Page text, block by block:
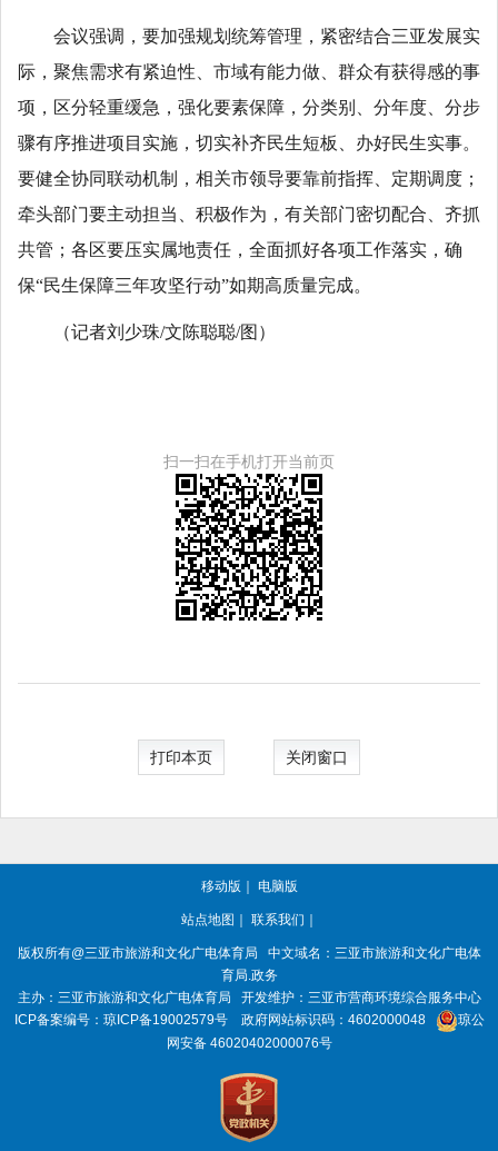
会议强调，要加强规划统筹管理，紧密结合三亚发展实
际，聚焦需求有紧迫性、市域有能力做、群众有获得感的事
项，区分轻重缓急，强化要素保障，分类别、分年度、分步
骤有序推进项目实施，切实补齐民生短板、办好民生实事。
要健全协同联动机制，相关市领导要靠前指挥、定期调度；
牵头部门要主动担当、积极作为，有关部门密切配合、齐抓
共管；各区要压实属地责任，全面抓好各项工作落实，确
保“民生保障三年攻坚行动”如期高质量完成。
（记者刘少珠/文陈聪聪/图）
扫一扫在手机打开当前页
打印本页 关闭窗口
移动版 电脑版
站点地图 联系我们
版权所有@三亚市旅游和文化广电体育局
中文域名：三亚市旅游和文化广电体
育局.政务
主办：三亚市旅游和文化广电体育局
开发维护：三亚市营商环境综合服务中心
ICP备案编号： 琼ICP备19002579号 政府网站标识码： 4602000048
琼公
网安备 46020402000076号